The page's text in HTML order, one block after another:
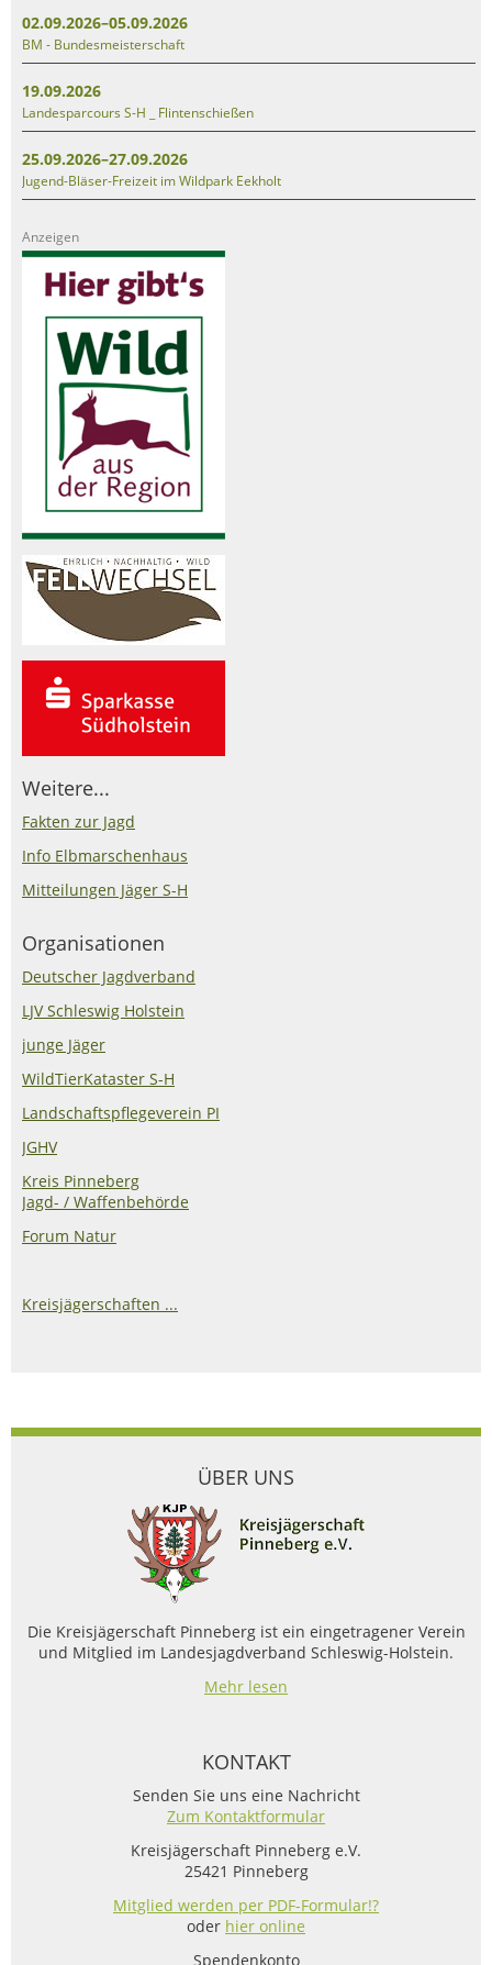
02.09.2026–05.09.2026
BM - Bundesmeisterschaft
19.09.2026
Landesparcours S-H _ Flintenschießen
25.09.2026–27.09.2026
Jugend-Bläser-Freizeit im Wildpark Eekholt
Anzeigen
Weitere...
Fakten zur Jagd
Info Elbmarschenhaus
Mitteilungen Jäger S-H
Organisationen
Deutscher Jagdverband
LJV Schleswig Holstein
junge Jäger
WildTierKataster S-H
Landschaftspflegeverein PI
JGHV
Kreis Pinneberg
Jagd- / Waffenbehörde
Forum Natur
Kreisjägerschaften ...
ÜBER UNS
Die Kreisjägerschaft Pinneberg ist ein eingetragener Verein
und Mitglied im Landesjagdverband Schleswig-Holstein.
Mehr lesen
KONTAKT
Senden Sie uns eine Nachricht
Zum Kontaktformular
Kreisjägerschaft Pinneberg e.V.
25421 Pinneberg
Mitglied werden per PDF-Formular!?
oder hier online
Spendenkonto